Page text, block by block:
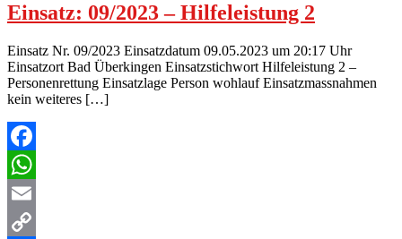
Einsatz: 09/2023 – Hilfeleistung 2
Einsatz Nr. 09/2023 Einsatzdatum 09.05.2023 um 20:17 Uhr
Einsatzort Bad Überkingen Einsatzstichwort Hilfeleistung 2 –
Personenrettung Einsatzlage Person wohlauf Einsatzmassnahmen
kein weiteres […]
Facebook
WhatsApp
Email